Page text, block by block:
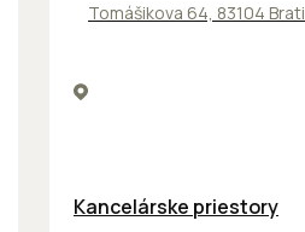
Tomášikova 64, 83104
Kancelárske priestory